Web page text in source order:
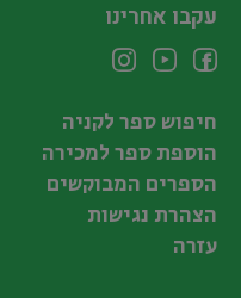
עקבו אחרינו
חיפוש ספר לקניה
הוספת ספר למכירה
הספרים המבוקשים
הצהרת נגישות
עזרה